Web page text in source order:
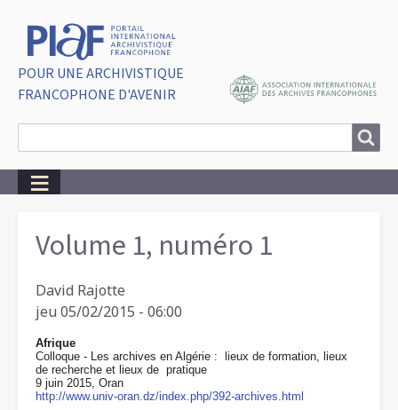
POUR UNE ARCHIVISTIQUE
FRANCOPHONE D'AVENIR
Volume 1, numéro 1
David Rajotte
jeu 05/02/2015 - 06:00
Afrique
Colloque - Les archives en Algérie : lieux de formation, lieux
de recherche et lieux de pratique
9 juin 2015, Oran
http://www.univ-oran.dz/index.php/392-archives.html